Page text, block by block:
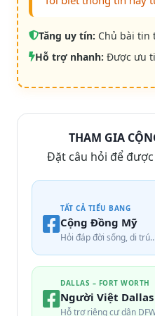
Tăng uy tín: Chủ bài tin
Hỗ trợ nhanh: Được ưu
THAM GIA
Đặt câu hỏi để
TẤT CẢ TIỂU BANG
Cộng Đồng Mỹ
Hỏi đáp đời sống, di
DALLAS – FORT WORTH
Người Việt Dallas
Hỗ trợ riêng cư dân